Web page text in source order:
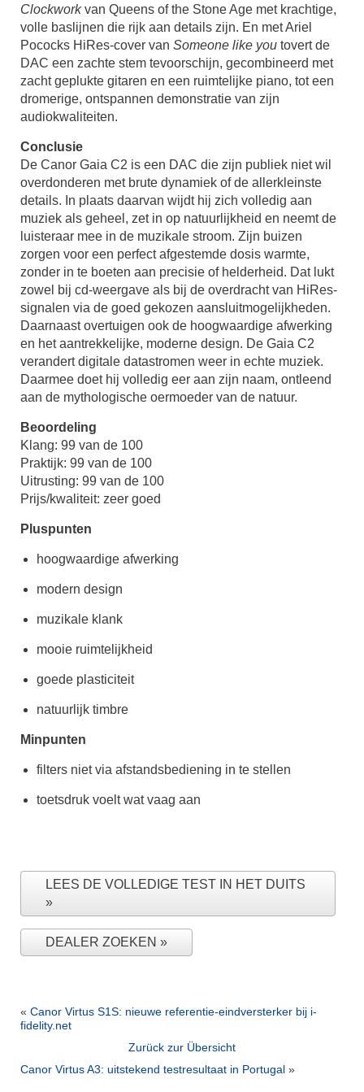
Clockworkvan Queens of the Stone Age met krachtige,
volle baslijnen die rijk aan details zijn. En met Ariel
Pococks HiRes-cover van Someone like you tovert de
DAC een zachte stem tevoorschijn, gecombineerd met
zacht geplukte gitaren en een ruimtelijke piano, tot een
dromerige, ontspannen demonstratie van zijn
audiokwaliteiten.
Conclusie
De Canor Gaia C2 is een DAC die zijn publiek niet wil
overdonderen met brute dynamiek of de allerkleinste
details. In plaats daarvan wijdt hij zich volledig aan
muziek als geheel, zet in op natuurlijkheid en neemt de
luisteraar mee in de muzikale stroom. Zijn buizen
zorgen voor een perfect afgestemde dosis warmte,
zonder in te boeten aan precisie of helderheid. Dat lukt
zowel bij cd-weergave als bij de overdracht van HiRes-
signalen via de goed gekozen aansluitmogelijkheden.
Daarnaast overtuigen ook de hoogwaardige afwerking
en het aantrekkelijke, moderne design. De Gaia C2
verandert digitale datastromen weer in echte muziek.
Daarmee doet hij volledig eer aan zijn naam, ontleend
aan de mythologische oermoeder van de natuur.
Beoordeling
Klang: 99 van de 100
Praktijk: 99 van de 100
Uitrusting: 99 van de 100
Prijs/kwaliteit: zeer goed
Pluspunten
hoogwaardige afwerking
modern design
muzikale klank
mooie ruimtelijkheid
goede plasticiteit
natuurlijk timbre
Minpunten
filters niet via afstandsbediening in te stellen
toetsdruk voelt wat vaag aan
LEES DE VOLLEDIGE TEST IN HET DUITS
DEALER ZOEKEN
« Canor Virtus S1S: nieuwe referentie-eindversterker bij i-
fidelity.net
Zurück zur Übersicht
Canor Virtus A3: uitstekend testresultaat in Portugal »